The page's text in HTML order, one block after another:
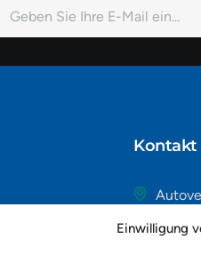
Einwilligung
Mail
Kontakt